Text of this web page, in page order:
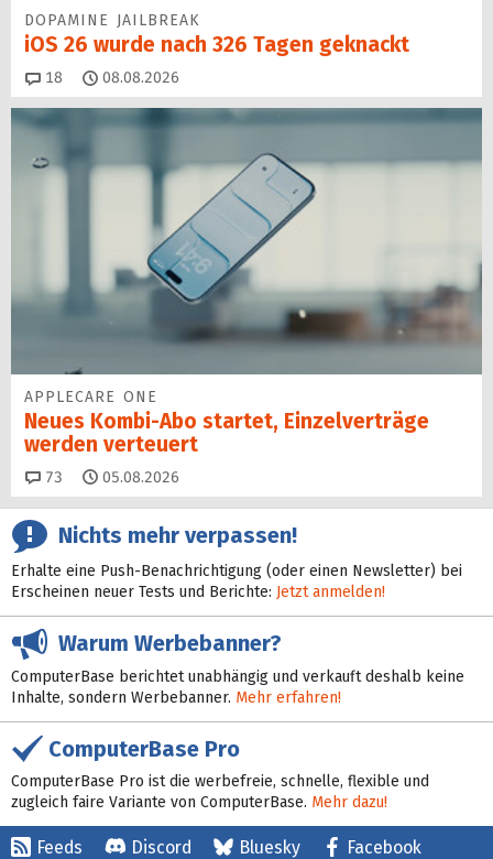
DOPAMINE JAILBREAK
iOS 26 wurde nach 326 Tagen geknackt
18 Kommentare
08.08.2026
APPLECARE ONE
Neues Kombi-Abo startet, Einzelverträge
werden verteuert
73 Kommentare
05.08.2026
Nichts mehr verpassen!
Erhalte eine Push-Benachrichtigung (oder einen Newsletter) bei
Erscheinen neuer Tests und Berichte: Jetzt anmelden!
Warum Werbebanner?
ComputerBase berichtet unabhängig und verkauft deshalb keine
Inhalte, sondern Werbebanner. Mehr erfahren!
ComputerBase Pro
ComputerBase Pro ist die werbefreie, schnelle, flexible und
zugleich faire Variante von ComputerBase. Mehr dazu!
Feeds Discord Bluesky Facebook